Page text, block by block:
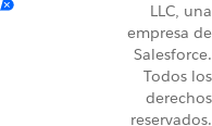
LLC, una
empresa de
Salesforce.
Todos los
derechos
reservados.